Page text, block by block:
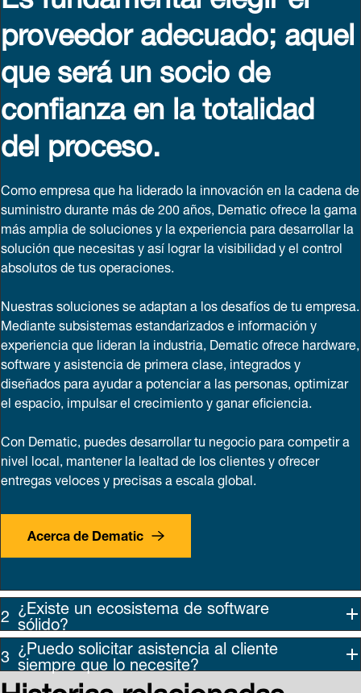
proveedor adecuado; aquel
que será un socio de
confianza en la totalidad
del proceso.
Como empresa que ha liderado la innovación en la cadena de
suministro durante más de 200 años, Dematic ofrece la gama
más amplia de soluciones y la experiencia para desarrollar la
solución que necesitas y así lograr la visibilidad y el control
absolutos de tus operaciones.
Nuestras soluciones se adaptan a los desafíos de tu empresa.
Mediante subsistemas estandarizados e información y
experiencia que lideran la industria, Dematic ofrece hardware,
software y asistencia de primera clase, integrados y
diseñados para ayudar a potenciar a las personas, optimizar
el espacio, impulsar el crecimiento y ganar eficiencia.
Con Dematic, puedes desarrollar tu negocio para competir a
nivel local, mantener la lealtad de los clientes y ofrecer
entregas veloces y precisas a escala global.
Acerca de Dematic
¿Existe un ecosistema de software
sólido?
¿Puedo solicitar asistencia al cliente
siempre que lo necesite?